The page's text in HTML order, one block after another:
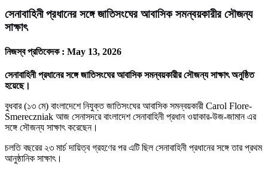
সেনাবাহিনী প্রধানের সঙ্গে জাতিসংঘের আবাসিক সমন্বয়কারীর সৌজন্য
সাক্ষাৎ
নিজস্ব প্রতিবেদক : May 13, 2026
সেনাবাহিনী প্রধানের সঙ্গে জাতিসংঘের আবাসিক সমন্বয়কারীর সৌজন্য সাক্ষাৎ অনুষ্ঠিত
হয়েছে।
বুধবার (১৩ মে) বাংলাদেশে নিযুক্ত জাতিসংঘের আবাসিক সমন্বয়কারী Carol Flore-
Smereczniak আজ সেনাসদরে বাংলাদেশ সেনাবাহিনী প্রধান ওয়াকার-উজ-জামান এর
সঙ্গে সৌজন্য সাক্ষাৎ করেছেন।
চলতি বছরের ২৩ মার্চ দায়িত্ব গ্রহণের পর এটি ছিল সেনাবাহিনী প্রধানের সঙ্গে তার প্রথম
আনুষ্ঠানিক সাক্ষাৎ।